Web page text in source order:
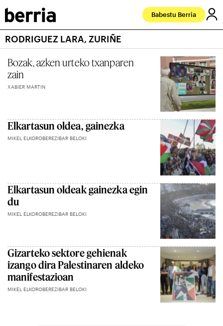
Babestu Berria
RODRIGUEZ LARA, ZURIÑE
Bozak, azken urteko txanparen
zain
XABIER MARTIN
Elkartasun oldea, gainezka
MIKEL ELKOROBEREZIBAR BELOKI
Elkartasun oldeak gainezka egin
du
MIKEL ELKOROBEREZIBAR BELOKI
Gizarteko sektore gehienak
izango dira Palestinaren aldeko
manifestazioan
MIKEL ELKOROBEREZIBAR BELOKI